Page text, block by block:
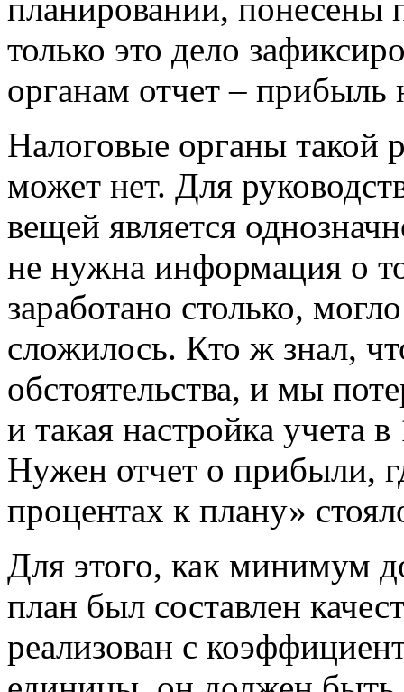
планировании, понесены
только это дело
органам отчет – прибыль
Налоговые органы такой
может нет. Для
вещей является
не нужна информация о
заработано столько,
сложилось. Кто ж знал,
обстоятельства, и мы
и такая настройка учета
Нужен отчет о прибыли,
процентах к плану»
Для этого, как минимум
план был составлен
реализован с